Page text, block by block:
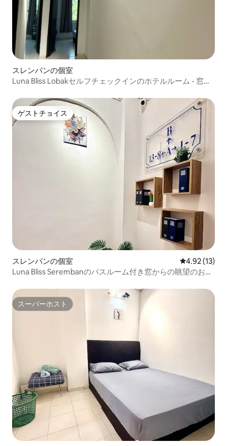
スレンバンの個室
Luna Bliss Lobakセルフチェックインのホテルルーム - 窓付
ゲストチョイス
ゲストチョイス
スレンバンの個室 レビュー13
4.92 (13)
Luna Bliss Serembanのバスルーム付き窓からの眺望のお部
スーパーホスト
スーパーホスト